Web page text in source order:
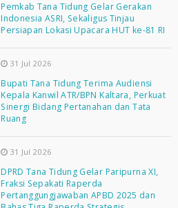
Pemkab Tana Tidung Gelar Gerakan
Indonesia ASRI, Sekaligus Tinjau
Persiapan Lokasi Upacara HUT ke-81 RI
31 Jul 2026
Bupati Tana Tidung Terima Audiensi
Kepala Kanwil ATR/BPN Kaltara, Perkuat
Sinergi Bidang Pertanahan dan Tata
Ruang
31 Jul 2026
DPRD Tana Tidung Gelar Paripurna XI,
Fraksi Sepakati Raperda
Pertanggungjawaban APBD 2025 dan